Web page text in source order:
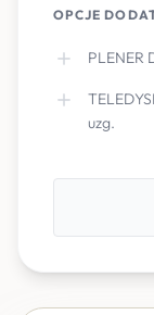
OPCJE
PLENER
uzg.